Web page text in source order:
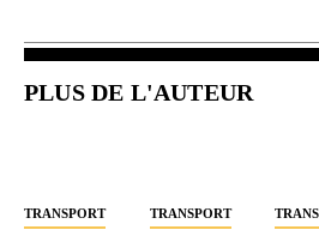
PLUS DE L'AUTEUR
TRANSPORT TRANSPORT